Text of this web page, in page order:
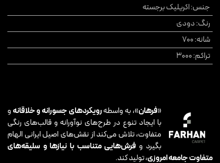
جنس:اکریلیک برجسته
رنگ:دودی
شانه:
700
تراکم:
3000
«فرهان»، به واسطهرویکردهای جسورانه و خلاقانهو
با ایجاد تنوع در طرح‌های نوآورانه و قالب‌های رنگی
متفاوت، تلاش می‌کند از نقش‌های اصیل ایرانی الهام
بگیرد و فرش‌هایی متناسب با نیازها و سلیقه‌های
متفاوت جامعه امروزی، تولید کند.